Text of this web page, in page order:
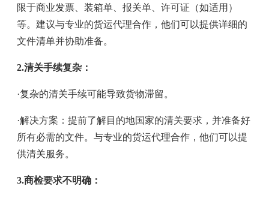
限于商业发票、装箱单、报关单、许可证（如适用）
等。建议与专业的货运代理合作，他们可以提供详细的
文件清单并协助准备。
2.清关手续复杂：
·复杂的清关手续可能导致货物滞留。
·解决方案：提前了解目的地国家的清关要求，并准备好
所有必需的文件。与专业的货运代理合作，他们可以提
供清关服务。
3.商检要求不明确：